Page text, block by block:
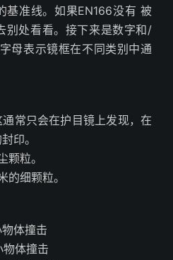
基准线。如果EN166没有 被
别处看看。接下来是数字和/
母表示镜框在不同类别中通
常只会在护目镜上发现，在
印。
粒。
细颗粒。
体撞击
体撞击